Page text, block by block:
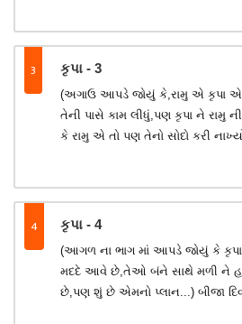
3 કૃપા - 3
(અગાઉ આપડે જોયું કે,રામુ એ કૃપા એ
તેની પાસે કામ લીધું,પણ કૃપા ને રામુ
કે રામુ એ તો પણ તેનો સોદો કરી
4 કૃપા - 4
(આગળ ના ભાગ માં આપડે જોયું કે કૃપા
મદદે આવે છે,તેઓ બંને સાથે મળી ને
છે,પણ શું છે એમનો પ્લાન...) બીજા